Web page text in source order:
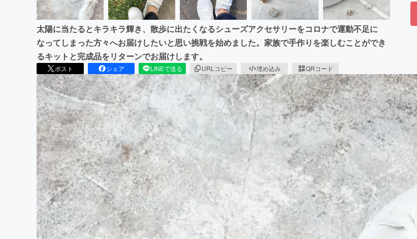
太陽に当たるとキラキラ輝き、散歩に出たくなるシューズアクセサリーをコロナで運動不足に
なってしまった方々へお届けしたいと思い挑戦を始めました。家族で手作りを楽しむことができ
るキットと完成品をリターンでお届けします。
ポスト シェア LINEで送る URLコピー 埋め込み QRコード